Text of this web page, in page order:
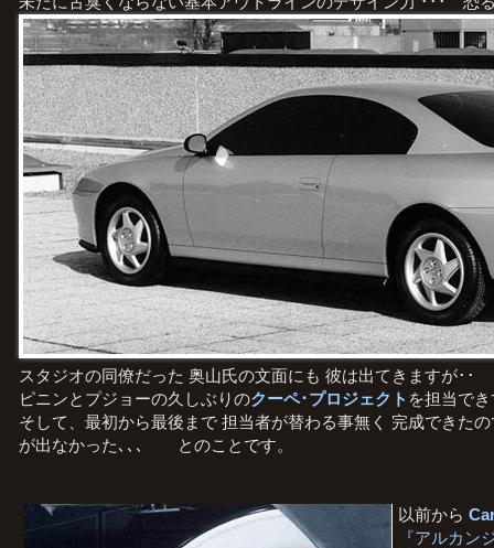
スタジオの同僚だった 奥山氏の文面にも 彼は出てきますが･
ピニンとプジョーの久しぶりのクーペ･プロジェクト を担当で
そして、最初から最後まで 担当者が替わる事無く 完成できた
が出なかった､､､ とのことです。
以前から
『アルカン